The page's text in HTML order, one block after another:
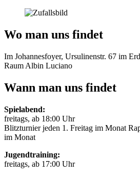
Wo man uns findet
Im Johannesfoyer, Ursulinenstr. 67 im
Raum Albin Luciano
Wann man uns findet
Spielabend:
freitags, ab 18:00 Uhr
Blitzturnier jeden 1. Freitag im Monat
im Monat
Jugendtraining:
freitags, ab 17:00 Uhr